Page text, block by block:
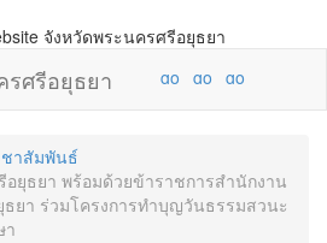
ศรีอยุธยา
าสัมพันธ์
ยุธยา พร้อมด้วยข้าราชการสำนักงาน
ยา ร่วมโครงการทำบุญวันธรรมสวนะ
า